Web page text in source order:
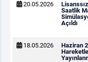
20.05.2026
Saatlik
Açıldı
18.05.2026
Haziran